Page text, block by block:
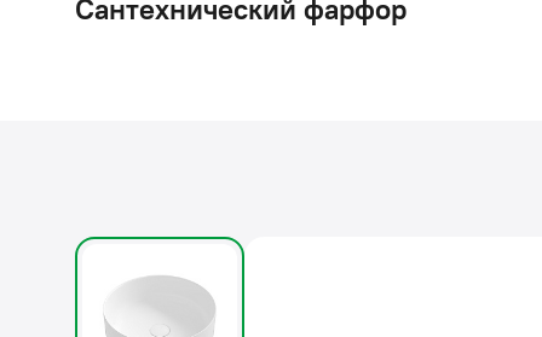
Сантехнический фарфор